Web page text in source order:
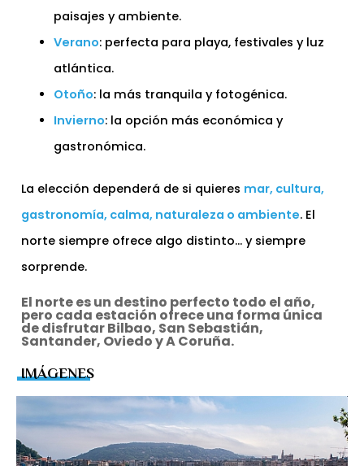
paisajes y ambiente.
Verano: perfecta para playa, festivales y luz
atlántica.
Otoño: la más tranquila y fotogénica.
Invierno: la opción más económica y
gastronómica.
La elección dependerá de si quieres mar, cultura,
gastronomía, calma, naturaleza o ambiente. El
norte siempre ofrece algo distinto… y siempre
sorprende.
El norte es un destino perfecto todo el año,
pero cada estación ofrece una forma única
de disfrutar Bilbao, San Sebastián,
Santander, Oviedo y A Coruña.
IMÁGENES